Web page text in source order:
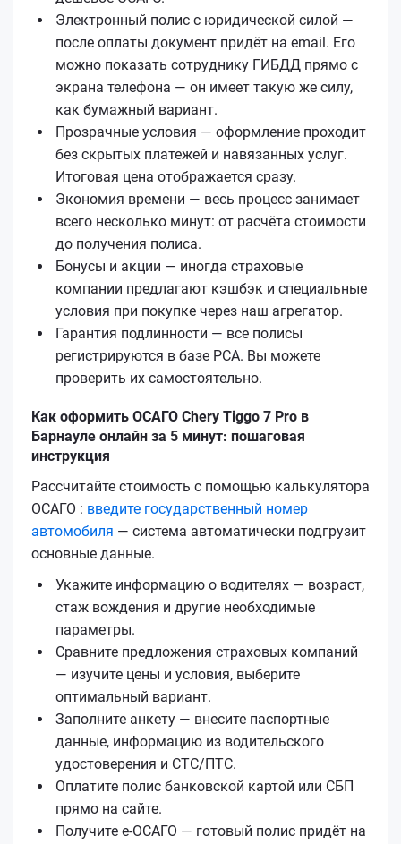
Электронный полис с юридической силой —
после оплаты документ придёт на email. Его
можно показать сотруднику ГИБДД прямо с
экрана телефона — он имеет такую же силу,
как бумажный вариант.
Прозрачные условия — оформление проходит
без скрытых платежей и навязанных услуг.
Итоговая цена отображается сразу.
Экономия времени — весь процесс занимает
всего несколько минут: от расчёта стоимости
до получения полиса.
Бонусы и акции — иногда страховые
компании предлагают кэшбэк и специальные
условия при покупке через наш агрегатор.
Гарантия подлинности — все полисы
регистрируются в базе РСА. Вы можете
проверить их самостоятельно.
Как оформить ОСАГО Chery Tiggo 7 Pro в
Барнауле онлайн за 5 минут: пошаговая
инструкция
Рассчитайте стоимость с помощью калькулятора
ОСАГО : введите государственный номер
автомобиля — система автоматически подгрузит
основные данные.
Укажите информацию о водителях — возраст,
стаж вождения и другие необходимые
параметры.
Сравните предложения страховых компаний
— изучите цены и условия, выберите
оптимальный вариант.
Заполните анкету — внесите паспортные
данные, информацию из водительского
удостоверения и СТС/ПТС.
Оплатите полис банковской картой или СБП
прямо на сайте.
Получите е‑ОСАГО — готовый полис придёт на